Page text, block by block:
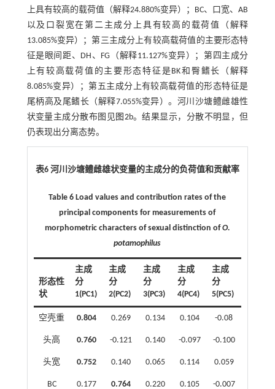
上具有较高的载荷值（解释24.880%变异）；BC、口宽、AB
以及口裂宽在第二主成分上具有较高的载荷值（解释
13.085%变异）；第三主成分上有较高载荷值的主要形态特
征是眼间距、DH、FG（解释11.127%变异）；第四主成分
上有较高载荷值的主要形态特征是BK和臀鳍长（解释
8.085%变异）；第五主成分上有较高载荷值的形态特征是
尾柄高及尾鳍长（解释7.055%变异）。河川沙塘鳢雌雄性
状变量主成分散布图见图2b。结果显示，分散不明显，但
仍表现出分离态势。
表6 河川沙塘鳢雌雄状变量的主成分的负荷值和贡献率
Table 6 Load values and contribution rates of the
principal components for measurements of
morphometric characters of sexual distinction ofO.
potamophilus
形态性
状
主成
分
1(PC1)
主成
分
2(PC2)
主成
分
3(PC3)
主成
分
4(PC4)
主成
分
5(PC5)
空壳重 0.804 0.269 0.134 0.104 -0.08
头高 0.760 -0.121 0.140 -0.097 -0.100
头宽 0.752 0.140 0.065 0.114 0.059
BC 0.177 0.764 0.220 0.105 -0.007